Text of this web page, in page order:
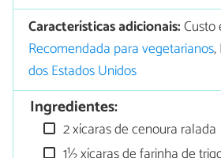
Características adicionais:Custo
Recomendada para vegetarianos,
dos Estados Unidos
Ingredientes:
2 xícaras de cenoura ralada